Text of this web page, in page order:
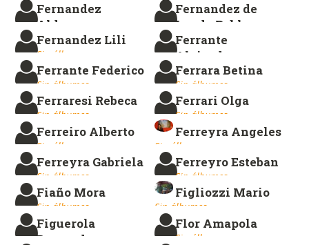
Fernandez
Aldana
Sin álbumes.
Fernandez de
Landa Pablo
Sin álbumes.
Fernandez Lili
Sin álbumes.
Ferrante
Alejandro
Sin álbumes.
Ferrante Federico
Sin álbumes.
Ferrara Betina
Sin álbumes.
Ferraresi Rebeca
Sin álbumes.
Ferrari Olga
Sin álbumes.
Ferreiro Alberto
Sin álbumes.
Ferreyra Angeles
Sin álbumes.
Ferreyra Gabriela
Sin álbumes.
Ferreyro Esteban
Sin álbumes.
Fiaño Mora
Sin álbumes.
Figliozzi Mario
Sin álbumes.
Figuerola
Bernarda
Flor Amapola
Sin álbumes.